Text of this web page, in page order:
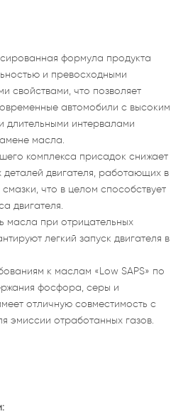
формула продукта
и превосходными
свойствами, что позволяет
автомобили с высоким
длительными интервалами
масла.
комплекса присадок снижает
деталей двигателя, работающих в
что в целом способствует
двигателя.
масла при отрицательных
легкий запуск двигателя в
к маслам «Low SAPS» по
фосфора, серы и
отличную совместимость с
эмиссии отработанных газов.